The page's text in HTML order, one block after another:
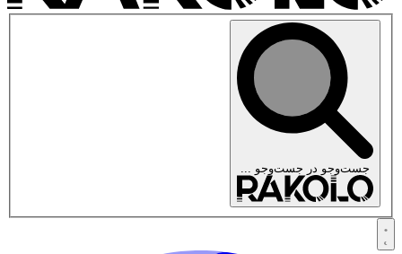
جست‌وجو در جست‌وجو ...